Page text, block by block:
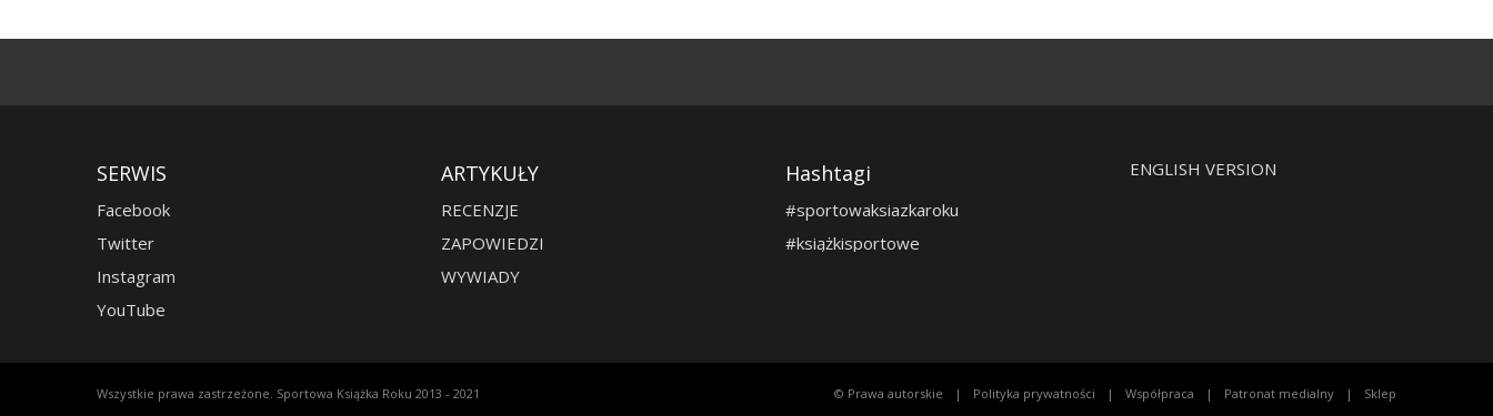
SERWIS
Facebook
Twitter
Instagram
YouTube
ARTYKUŁY
RECENZJE
ZAPOWIEDZI
WYWIADY
Hashtagi
#sportowaksiazkaroku
#książkisportowe
ENGLISH VERSION
Wszystkie prawa zastrzeżone. Sportowa Książka Roku 2013 - 2021 © Prawa autorskie Polityka prywatności Współpraca Patronat medialny Sklep